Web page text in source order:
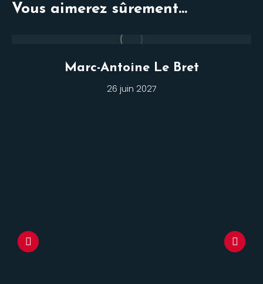
Vous aimerez sûrement...
Marc-Antoine Le Bret
26 juin 2027